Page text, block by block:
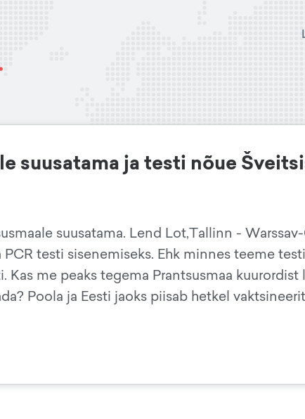
suusatama ja testi nõue
suusatama. Lend Lot,Tallinn -
testi sisenemiseks. Ehk minnes teeme
Kas me peaks tegema Prantsusmaa
Poola ja Eesti jaoks piisab hetkel